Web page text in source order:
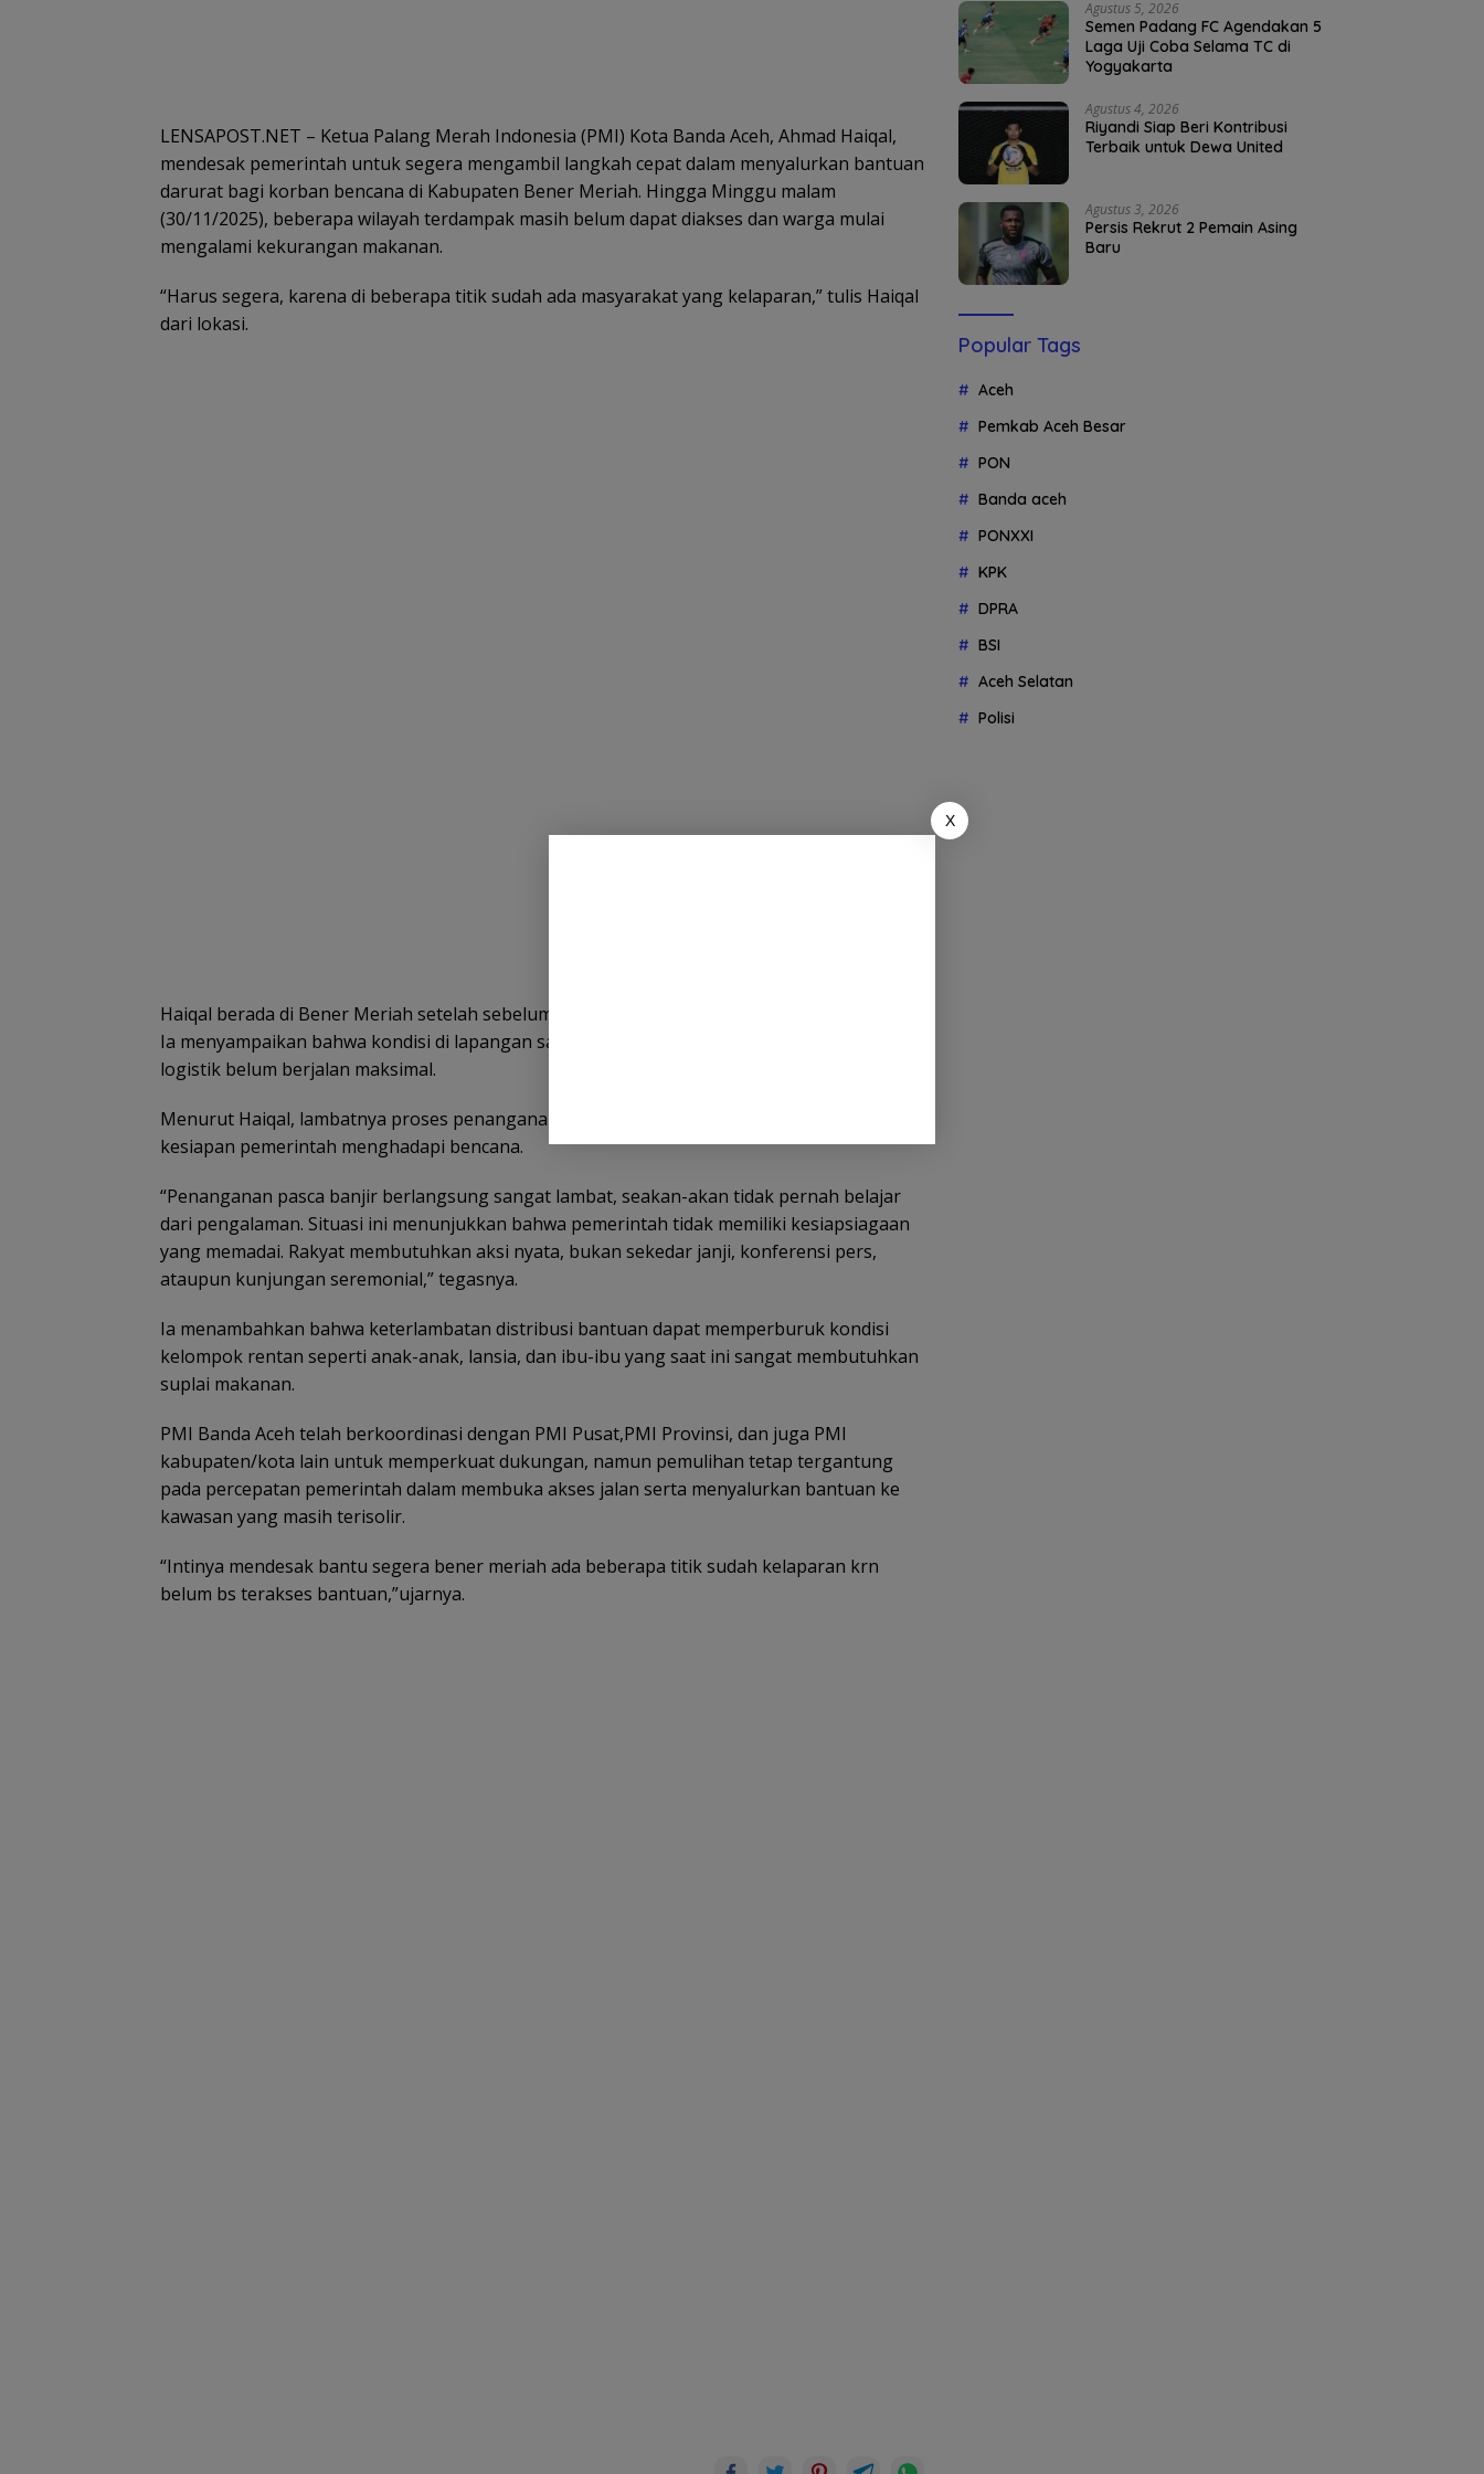
LENSAPOST.NET – Ketua Palang Merah Indonesia (PMI) Kota Banda Aceh, Ahmad Haiqal,
mendesak pemerintah untuk segera mengambil langkah cepat dalam menyalurkan bantuan
darurat bagi korban bencana di Kabupaten Bener Meriah. Hingga Minggu malam
(30/11/2025), beberapa wilayah terdampak masih belum dapat diakses dan warga mulai
mengalami kekurangan makanan.
“Harus segera, karena di beberapa titik sudah ada masyarakat yang kelaparan,” tulis Haiqal
dari lokasi.
Haiqal berada di Bener Meriah setelah sebelumnya terkurung akibat bencana di Takengon.
Ia menyampaikan bahwa kondisi di lapangan sangat memprihatinkan, sementara distribusi
logistik belum berjalan maksimal.
Menurut Haiqal, lambatnya proses penanganan menunjukkan kelemahan serius dalam
kesiapan pemerintah menghadapi bencana.
“Penanganan pasca banjir berlangsung sangat lambat, seakan-akan tidak pernah belajar
dari pengalaman. Situasi ini menunjukkan bahwa pemerintah tidak memiliki kesiapsiagaan
yang memadai. Rakyat membutuhkan aksi nyata, bukan sekedar janji, konferensi pers,
ataupun kunjungan seremonial,” tegasnya.
Ia menambahkan bahwa keterlambatan distribusi bantuan dapat memperburuk kondisi
kelompok rentan seperti anak-anak, lansia, dan ibu-ibu yang saat ini sangat membutuhkan
suplai makanan.
PMI Banda Aceh telah berkoordinasi dengan PMI Pusat,PMI Provinsi, dan juga PMI
kabupaten/kota lain untuk memperkuat dukungan, namun pemulihan tetap tergantung
pada percepatan pemerintah dalam membuka akses jalan serta menyalurkan bantuan ke
kawasan yang masih terisolir.
“Intinya mendesak bantu segera bener meriah ada beberapa titik sudah kelaparan krn
belum bs terakses bantuan,”ujarnya.
Agustus 5, 2026
Semen Padang FC Agendakan 5
Laga Uji Coba Selama TC di
Yogyakarta
Agustus 4, 2026
Riyandi Siap Beri Kontribusi
Terbaik untuk Dewa United
Agustus 3, 2026
Persis Rekrut 2 Pemain Asing
Baru
Popular Tags
Aceh
Pemkab Aceh Besar
PON
Banda aceh
PONXXI
KPK
DPRA
BSI
Aceh Selatan
Polisi
X